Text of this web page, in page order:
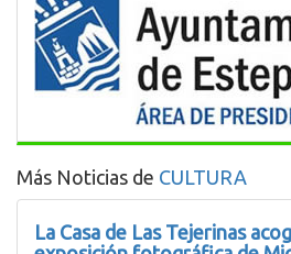
Más Noticias de CULTURA
La Casa de Las Tejerinas